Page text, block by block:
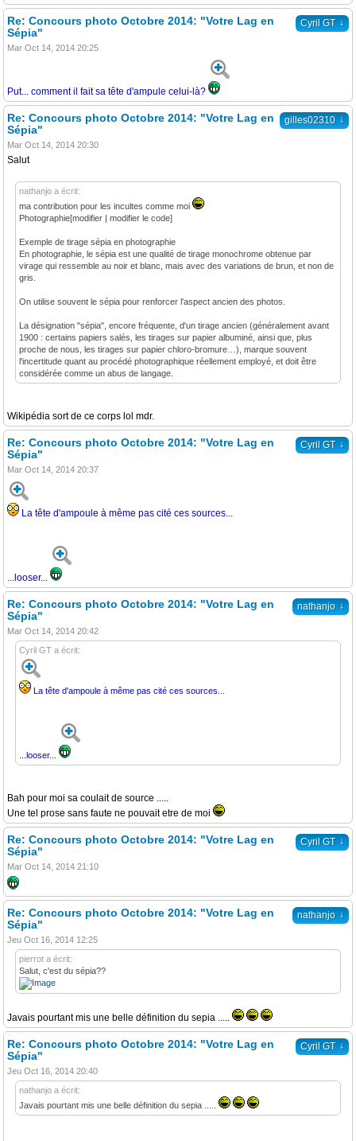
Cyril GT ↓
Re: Concours photo Octobre 2014: "Votre Lag en
Sépia"
Mar Oct 14, 2014 20:25
Put... comment il fait sa tête d'ampule celui-là?
gilles02310 ↓
Re: Concours photo Octobre 2014: "Votre Lag en
Sépia"
Mar Oct 14, 2014 20:30
Salut
nathanjo a écrit:
ma contribution pour les incultes comme moi
Photographie[modifier | modifier le code]
Exemple de tirage sépia en photographie
En photographie, le sépia est une qualité de tirage monochrome obtenue par
virage qui ressemble au noir et blanc, mais avec des variations de brun, et non de
gris.
On utilise souvent le sépia pour renforcer l'aspect ancien des photos.
La désignation "sépia", encore fréquente, d'un tirage ancien (généralement avant
1900 : certains papiers salés, les tirages sur papier albuminé, ainsi que, plus
proche de nous, les tirages sur papier chloro-bromure…), marque souvent
l'incertitude quant au procédé photographique réellement employé, et doit être
considérée comme un abus de langage.
Wikipédia sort de ce corps lol mdr.
Cyril GT ↓
Re: Concours photo Octobre 2014: "Votre Lag en
Sépia"
Mar Oct 14, 2014 20:37
La tête d'ampoule à même pas cité ces sources...
...looser...
nathanjo ↓
Re: Concours photo Octobre 2014: "Votre Lag en
Sépia"
Mar Oct 14, 2014 20:42
Cyril GT a écrit:
La tête d'ampoule à même pas cité ces sources...
...looser...
Bah pour moi sa coulait de source .....
Une tel prose sans faute ne pouvait etre de moi
Cyril GT ↓
Re: Concours photo Octobre 2014: "Votre Lag en
Sépia"
Mar Oct 14, 2014 21:10
nathanjo ↓
Re: Concours photo Octobre 2014: "Votre Lag en
Sépia"
Jeu Oct 16, 2014 12:25
pierrot a écrit:
Salut, c'est du sépia??
Javais pourtant mis une belle définition du sepia .....
Cyril GT ↓
Re: Concours photo Octobre 2014: "Votre Lag en
Sépia"
Jeu Oct 16, 2014 20:40
nathanjo a écrit:
Javais pourtant mis une belle définition du sepia .....